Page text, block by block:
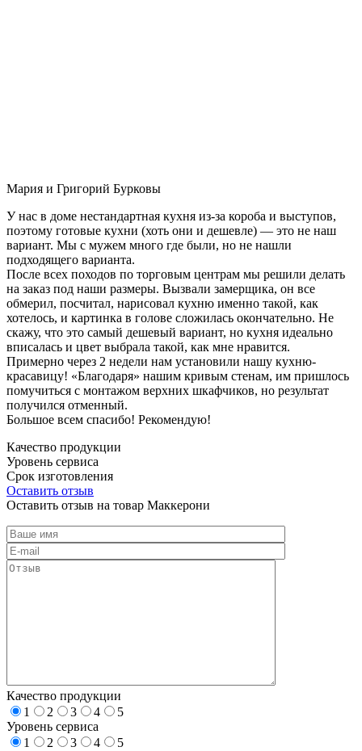
Мария и Григорий Бурковы
У нас в доме нестандартная кухня из-за короба и выступов,
поэтому готовые кухни (хоть они и дешевле) — это не наш
вариант. Мы с мужем много где были, но не нашли
подходящего варианта.
После всех походов по торговым центрам мы решили делать
на заказ под наши размеры. Вызвали замерщика, он все
обмерил, посчитал, нарисовал кухню именно такой, как
хотелось, и картинка в голове сложилась окончательно. Не
скажу, что это самый дешевый вариант, но кухня идеально
вписалась и цвет выбрала такой, как мне нравится.
Примерно через 2 недели нам установили нашу кухню-
красавицу! «Благодаря» нашим кривым стенам, им пришлось
помучиться с монтажом верхних шкафчиков, но результат
получился отменный.
Большое всем спасибо! Рекомендую!
Качество продукции
Уровень сервиса
Срок изготовления
Оставить отзыв
Оставить отзыв на товар Маккерони
Качество продукции
1
2 3 4
5
Уровень сервиса
1
2 3 4
5